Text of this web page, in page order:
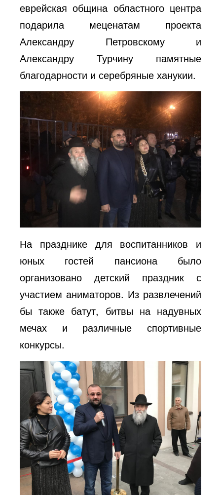
еврейская община областного центра
подарила меценатам проекта
Александру Петровскому и
Александру Турчину памятные
благодарности и серебряные ханукии.
На празднике для воспитанников и
юных гостей пансиона было
организовано детский праздник с
участием аниматоров. Из развлечений
бы также батут, битвы на надувных
мечах и различные спортивные
конкурсы.